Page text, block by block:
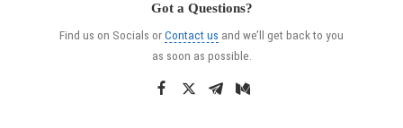
Got a Questions?
Find us on Socials orContact us and we’ll get back to you
as soon as possible.